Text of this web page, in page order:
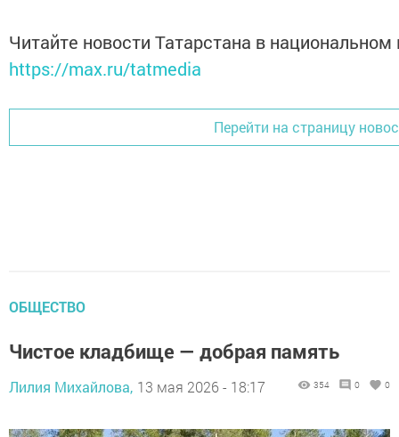
Читайте новости Татарстана в
https://max.ru/tatmedia
Перейти на страницу
ОБЩЕСТВО
Чистое кладбище — добрая память
Лилия Михайлова, 13 мая 2026 - 18:17 354 0 0